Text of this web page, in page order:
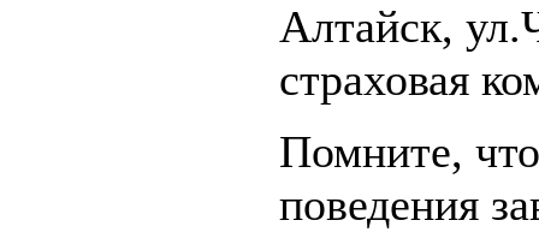
Алтайск,
страховая
Помните,
поведения